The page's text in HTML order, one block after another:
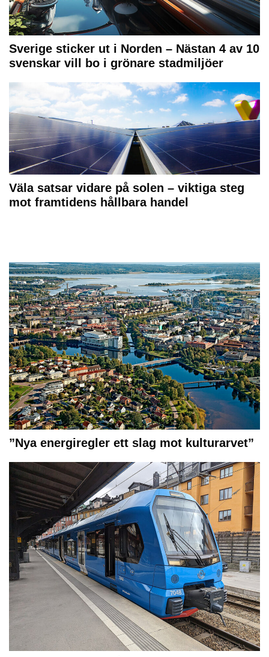
Sverige sticker ut i Norden – Nästan 4 av 10
svenskar vill bo i grönare stadmiljöer
Väla satsar vidare på solen – viktiga steg
mot framtidens hållbara handel
”Nya energiregler ett slag mot kulturarvet”